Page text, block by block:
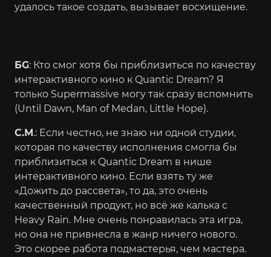
удалось такое создать, вызывает восхищение.
БG: Кто смог хотя бы приблизиться по качеству
интерактивного кино к Quantic Dream? Я
только Supermassive могу так сразу вспомнить
(Until Dawn, Man of Medan, Little Hope).
С.М.: Если честно, не знаю ни одной студии,
которая по качеству исполнения смогла бы
приблизиться к Quantic Dream в нише
интерактивного кино. Если взять ту же
«Дожить до рассвета», то да, это очень
качественный продукт, но всё же калька с
Heavy Rain. Мне очень понравилась эта игра,
но она не привнесла в жанр ничего нового.
Это скорее работа подмастерья, чем мастера.